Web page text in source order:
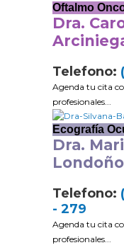
Oftalmo
Dra.
Telefono:
Agenda tu cita
profesionales...
Ecografía
Dra.
Londoño
Telefono:
- 279
Agenda tu cita
profesionales...